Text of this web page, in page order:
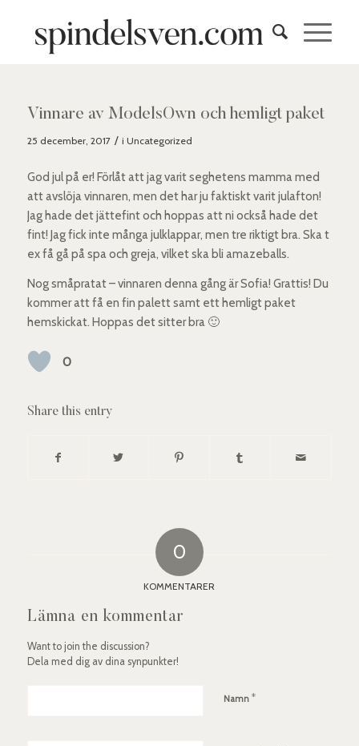
Vinnare av ModelsOwn och hemligt paket
25 december, 2017 / i Uncategorized
God jul på er! Förlåt att jag varit seghetens mamma med
att avslöja vinnaren, men det har ju faktiskt varit julafton!
Jag hade det jättefint och hoppas att ni också hade det
fint! Jag fick inte många julklappar, men tre riktigt bra. Ska t
ex få gå på spa och greja, vilket ska bli amazeballs.
Nog småpratat – vinnaren denna gång är Sofia! Grattis! Du
kommer att få en fin palett samt ett hemligt paket
hemskickat. Hoppas det sitter bra 🙂
0
Share this entry
0
KOMMENTARER
Lämna en kommentar
Want to join the discussion?
Dela med dig av dina synpunkter!
Namn *